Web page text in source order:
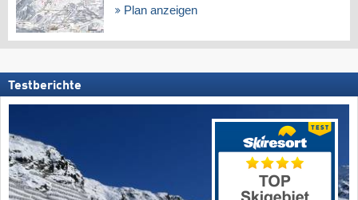
Plan anzeigen
Testberichte